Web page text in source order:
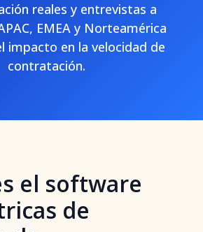
reales y entrevistas a
EMEA y Norteamérica
impacto en la velocidad de
contratación.
el software
de